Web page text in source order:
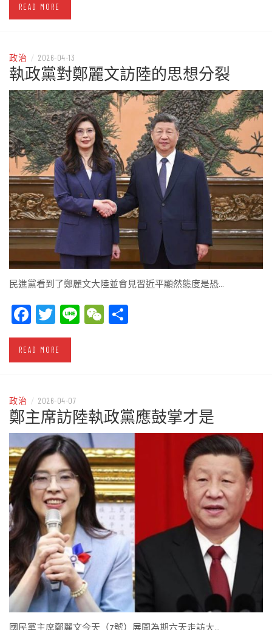
READ MORE
政治 / 2026-04-13
執政黨對鄭麗文訪陸的思想分裂
民進黨看到了鄭麗文大陸並會見習近平顯然態度是恐…
Facebook
Twitter
LineWeChat
READ MORE
政治 / 2026-04-07
鄭主席訪陸執政黨應鼓掌才是
國民黨主席鄭麗文今天（7號）展開為期六天走訪大…